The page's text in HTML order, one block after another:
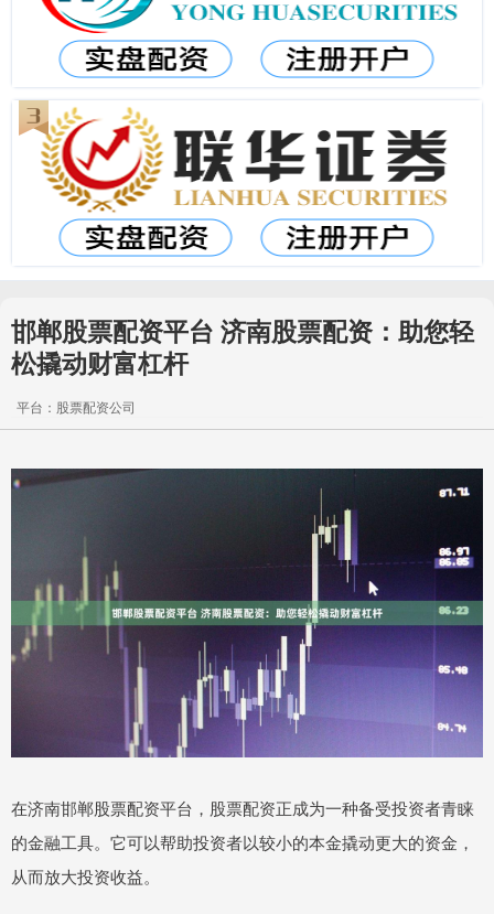
邯郸股票配资平台 济南股票配资：助您轻
松撬动财富杠杆
平台：股票配资公司
在济南邯郸股票配资平台，股票配资正成为一种备受投资者青睐
的金融工具。它可以帮助投资者以较小的本金撬动更大的资金，
从而放大投资收益。